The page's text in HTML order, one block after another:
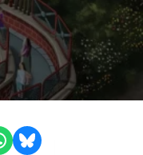
Share on Bluesky